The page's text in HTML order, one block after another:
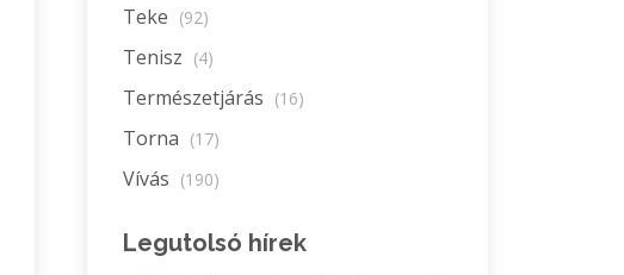
Teke (92)
Tenisz (4)
Természetjárás (16)
Torna (17)
Vívás (190)
Legutolsó hírek